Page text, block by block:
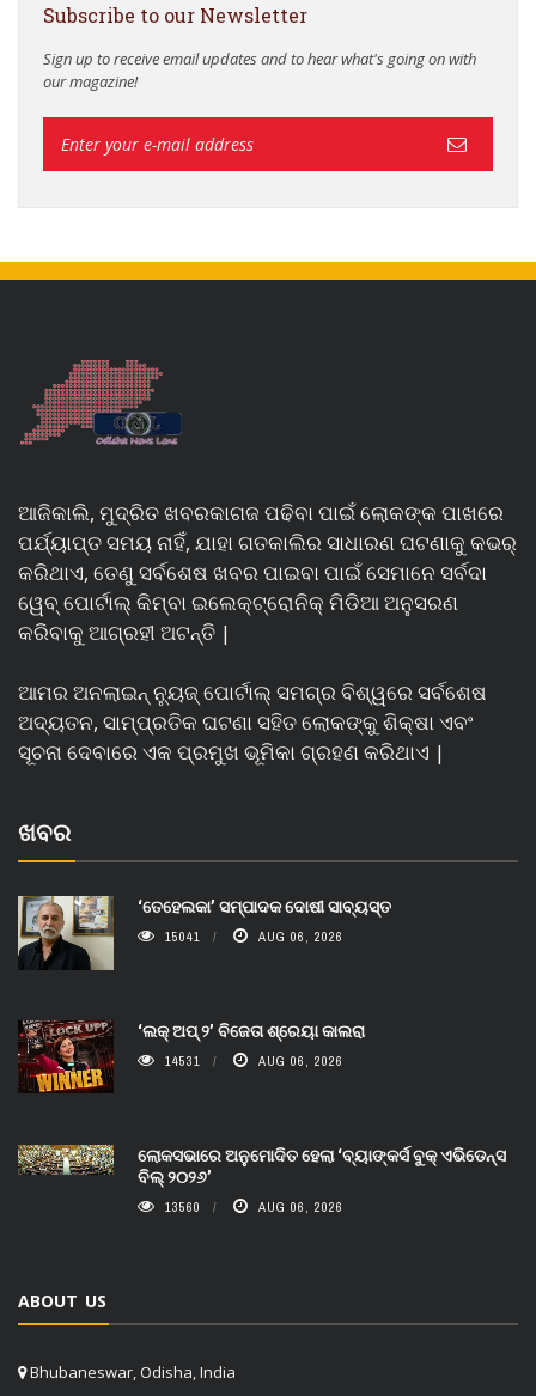
Subscribe to our Newsletter
Sign up to receive email updates and to hear what's going on with
our magazine!
ଆଜିକାଲି, ମୁଦ୍ରିତ ଖବରକାଗଜ ପଢିବା ପାଇଁ ଲୋକଙ୍କ ପାଖରେ
ପର୍ଯ୍ୟାପ୍ତ ସମୟ ନାହିଁ, ଯାହା ଗତକାଲିର ସାଧାରଣ ଘଟଣାକୁ କଭର୍
କରିଥାଏ, ତେଣୁ ସର୍ବଶେଷ ଖବର ପାଇବା ପାଇଁ ସେମାନେ ସର୍ବଦା
ୱେବ୍ ପୋର୍ଟାଲ୍ କିମ୍ବା ଇଲେକ୍ଟ୍ରୋନିକ୍ ମିଡିଆ ଅନୁସରଣ
କରିବାକୁ ଆଗ୍ରହୀ ଅଟନ୍ତି |
ଆମର ଅନଲାଇନ୍ ନ୍ୟୁଜ୍ ପୋର୍ଟାଲ୍ ସମଗ୍ର ବିଶ୍ୱରେ ସର୍ବଶେଷ
ଅଦ୍ୟତନ, ସାମ୍ପ୍ରତିକ ଘଟଣା ସହିତ ଲୋକଙ୍କୁ ଶିକ୍ଷା ଏବଂ
ସୂଚନା ଦେବାରେ ଏକ ପ୍ରମୁଖ ଭୂମିକା ଗ୍ରହଣ କରିଥାଏ |
ଖବର
‘ତେହେଲକା’ ସମ୍ପାଦକ ଦୋଷୀ ସାବ୍ୟସ୍ତ
15041 AUG 06, 2026
‘ଲକ୍ ଅପ୍ ୨’ ବିଜେତା ଶ୍ରେୟା କାଲରା
14531 AUG 06, 2026
ଲୋକସଭାରେ ଅନୁମୋଦିତ ହେଲା ‘ବ୍ୟାଙ୍କର୍ସ ବୁକ୍ ଏଭିଡେନ୍ସ
ବିଲ୍ ୨୦୨୬’
13560 AUG 06, 2026
ABOUT US
Bhubaneswar, Odisha, India